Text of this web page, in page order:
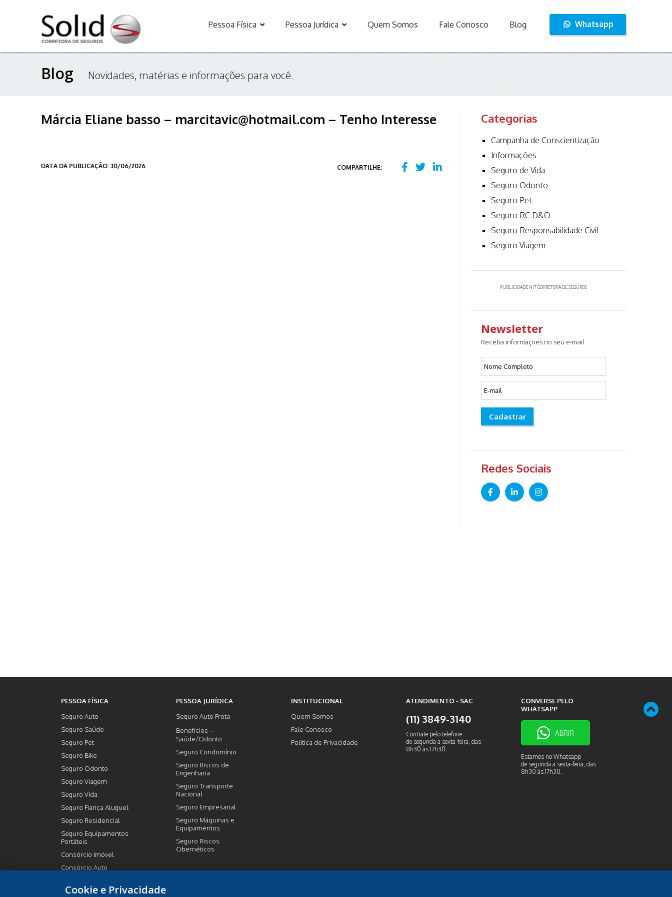
Pessoa Física Pessoa Jurídica Quem Somos Fale Conosco Blog Whatsapp
Blog Novidades, matérias e informações para você.
Márcia Eliane basso – marcitavic@hotmail.com – Tenho Interesse
DATA DA PUBLICAÇÃO: 30/06/2026 COMPARTILHE:
Categorias
Campanha de Conscientização
Informações
Seguro de Vida
Seguro Odonto
Seguro Pet
Seguro RC D&O
Seguro Responsabilidade Civil
Seguro Viagem
PUBLICIDADE NIT CORRETORA DE SEGUROS
Newsletter
Receba informações no seu e-mail
Cadastrar
Redes Sociais
PESSOA FÍSICA
Seguro Auto
Seguro Saúde
Seguro Pet
Seguro Bike
Seguro Odonto
Seguro Viagem
Seguro Vida
Seguro Fiança Aluguel
Seguro Residencial
Seguro Equipamentos
Portáteis
Consórcio Imóvel
Consórcio Auto
PESSOA JURÍDICA
Seguro Auto Frota
Benefícios –
Saúde/Odonto
Seguro Condomínio
Seguro Riscos de
Engenharia
Seguro Transporte
Nacional
Seguro Empresarial
Seguro Máquinas e
Equipamentos
Seguro Riscos
Cibernéticos
INSTITUCIONAL
Quem Somos
Fale Conosco
Política de Privacidade
ATENDIMENTO - SAC
(11) 3849-3140
Contrate pelo telefone
de segunda a sexta-feira, das
8h30 às 17h30.
CONVERSE PELO
WHATSAPP
ABRIR
Estamos no Whatsapp
de segunda a sexta-feira, das
8h30 às 17h30.
Cookie e Privacidade